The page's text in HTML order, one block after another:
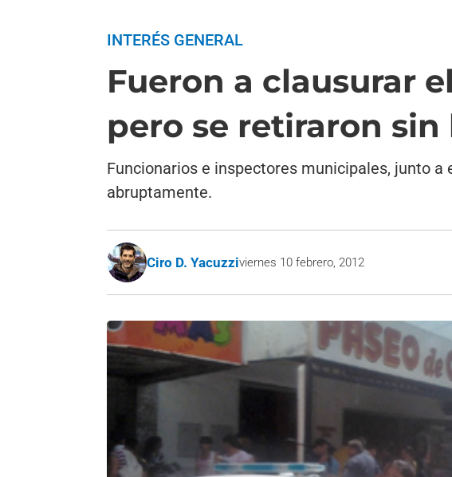
INTERÉS GENERAL
Fueron a clausurar
pero se retiraron sin
Funcionarios e inspectores municipales, junto
abruptamente.
Ciro D. Yacuzziviernes 10 febrero, 2012